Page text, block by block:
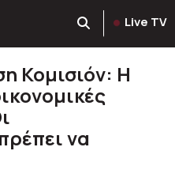
Live TV
Κομισιόν: Η
να